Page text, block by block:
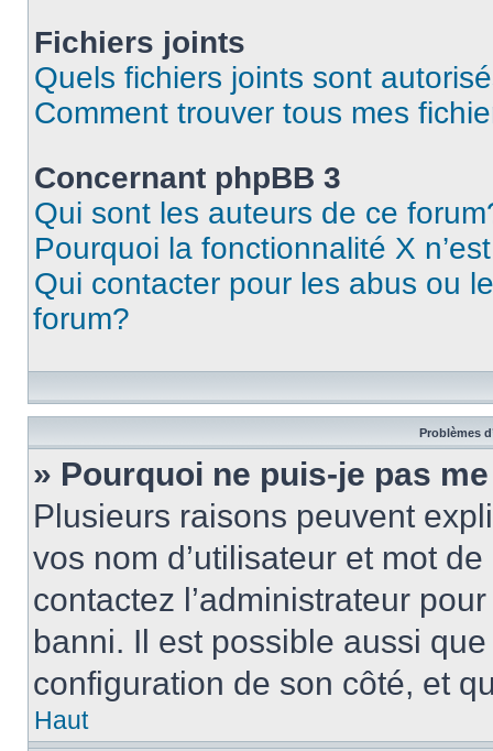
Fichiers joints
Quels fichiers joints sont
Comment trouver tous mes
Concernant phpBB 3
Qui sont les auteurs de ce
Pourquoi la fonctionnalité X
Qui contacter pour les abus ou
forum?
Problèmes
» Pourquoi ne puis-je pas
Plusieurs raisons peuvent
vos nom d’utilisateur et mot
contactez l’administrateur
banni. Il est possible aussi
configuration de son côté, et
Haut